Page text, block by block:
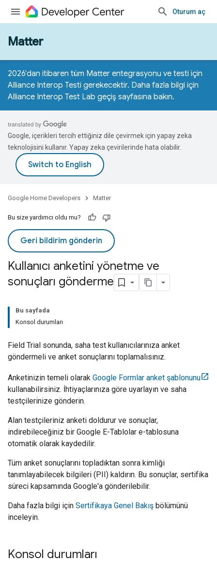
Oturum aç
Matter
2026'dan itibaren tüm Matter entegrasyonu ve testi için
Alliance Interop Testi gerekecektir. Daha fazla bilgi için
Alliance Interop Test Lab geçiş sayfasına bakın.
Google, içerikleri tercih ettiğiniz dile çevirmek için yapay zeka
teknolojisini kullanır. Yapay zeka çevirilerinde hata olabilir.
Google Home Developers Matter
Bu size yardımcı oldu mu?
Geri bildirim gönderin
Kullanıcı anketini yönetme ve
sonuçları gönderme
Bu sayfada
Konsol durumları
Field Trial sonunda, saha test kullanıcılarınıza anket
göndermeli ve anket sonuçlarını toplamalısınız.
Anketinizin temeli olarak Google Formlar anket şablonunu
kullanabilirsiniz. İhtiyaçlarınıza göre uyarlayın ve saha
testçilerinize gönderin.
Alan testçileriniz anketi doldurur ve sonuçlar,
indirebileceğiniz bir Google E-Tablolar e-tablosuna
otomatik olarak kaydedilir.
Tüm anket sonuçlarını topladıktan sonra kimliği
tanımlayabilecek bilgileri (PII) kaldırın. Bu sonuçlar, sertifika
süreci kapsamında Google'a gönderilebilir.
Daha fazla bilgi için Sertifikaya Genel Bakış bölümünü
inceleyin.
Konsol durumları